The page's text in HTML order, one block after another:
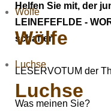
Wölfe
Wölfe
Luchse
Luchse
Helfen Sie mit, der
LEINEFEFLDE -
schaffen
LESERVOTUM der
Was meinen Sie?